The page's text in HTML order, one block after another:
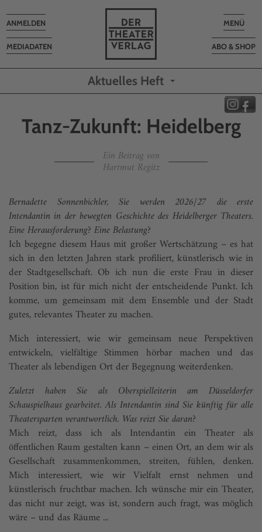
Toggle
MENÜ
ABO & SHOP
MEDIADATEN
Toggle
navigation
ANMELDEN
Aktuelles Heft
Tanz-Zukunft: Heidelberg
Ein Beitrag von
Hartmut Regitz
Bernadette Sonnenbichler, Sie werden 2026/27 die erste
Intendantin in der bewegten Geschichte des Heidelberger Theaters.
Eine Herausforderung? Eine Belastung?
Ich begegne diesem Haus mit großer Wertschätzung – es hat
sich in den letzten Jahren stark profiliert, künstlerisch wie in
der Stadtgesellschaft. Ob ich nun die erste Frau in dieser
Position bin, ist für mich nicht der entscheidende Punkt. Ich
komme, um gemeinsam mit dem Ensemble und der Stadt
gutes, relevantes Theater zu machen.
Mich interessiert, wie wir gemeinsam neue Perspektiven
entwickeln, vielfältige Stimmen hörbar machen und das
Theater als lebendigen Ort der Begegnung weiterdenken.
Zuletzt haben Sie als Oberspielleiterin am Düsseldorfer
Schauspielhaus gearbeitet. Als Intendantin sind Sie künftig für alle
Theatersparten verantwortlich. Was reizt Sie daran?
Mich reizt, dass ich als Intendantin ein Theater als
öffentlichen Raum gestalten kann – einen Ort, an dem wir als
Gesellschaft zusammenkommen, streiten, fühlen, denken.
Mich interessiert, wie wir Vielfalt ernst nehmen und
künstlerisch fruchtbar machen. Ich wünsche mir ein Theater,
das nicht nur zeigt, was ist, sondern auch fragt, was möglich
wäre – und das Räume ...